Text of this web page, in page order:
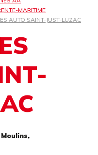
MARITIME
AUTO SAINT-JUST-LUZAC